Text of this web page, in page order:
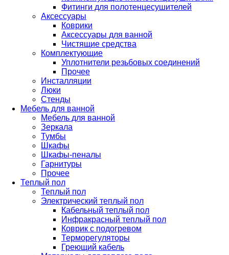
Фитинги для полотенцесушителей
Аксессуары
Коврики
Аксессуары для ванной
Чистящие средства
Комплектующие
Уплотнители резьбовых соединений
Прочее
Инсталляции
Люки
Стенды
Мебель для ванной
Мебель для ванной
Зеркала
Тумбы
Шкафы
Шкафы-пеналы
Гарнитуры
Прочее
Теплый пол
Теплый пол
Электрический теплый пол
Кабельный теплый пол
Инфракрасный теплый пол
Коврик с подогревом
Терморегуляторы
Греющий кабель